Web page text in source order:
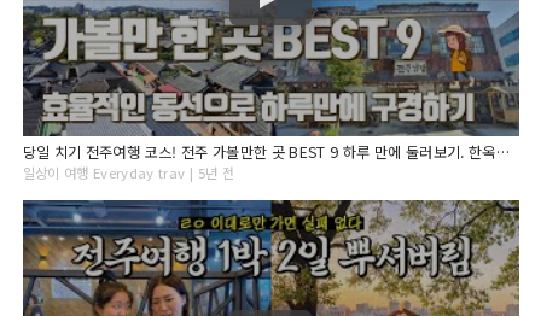
당일 치기 전주여행 코스! 전주 가볼만한 곳 BEST 9 하루 만에 둘러보기. 한옥마을 남문시장 먹거리 자만벽화마을 전일갑오 전동성당
일상이 여행 Everyday trav | 5년 전